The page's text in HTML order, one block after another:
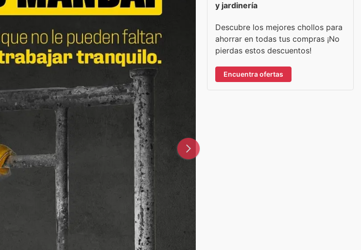
y jardinería
Descubre los mejores chollos para
ahorrar en todas tus compras ¡No
pierdas estos descuentos!
Encuentra ofertas